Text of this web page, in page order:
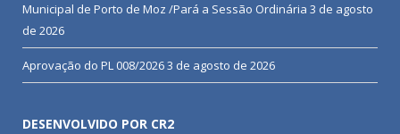
Municipal de Porto de Moz /Pará a Sessão Ordinária 3 de agosto
de 2026
Aprovação do PL 008/20263 de agosto de 2026
DESENVOLVIDO POR CR2